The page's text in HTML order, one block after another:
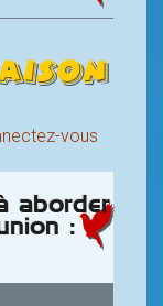
vous
aborder
: